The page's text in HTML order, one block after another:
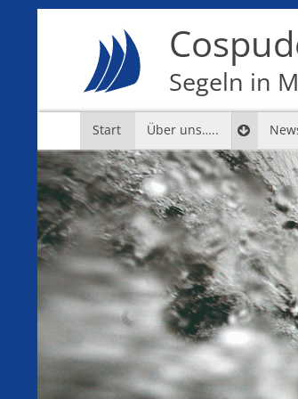
Segeln in
Start Über uns…..
9 10 11